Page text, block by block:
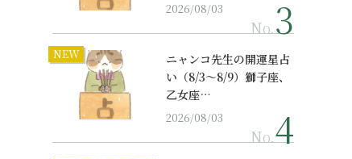
2026/08/03
No.
NEW
ニャンコ先生の開運星占
い（8/3～8/9）獅子座、
乙女座…
2026/08/03
No.